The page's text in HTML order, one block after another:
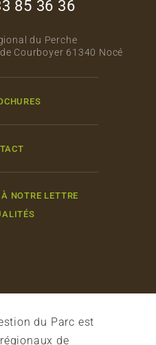
85 36 36
du Perche
Courboyer 61340 Nocé
NOTRE LETTRE
du Parc est
de